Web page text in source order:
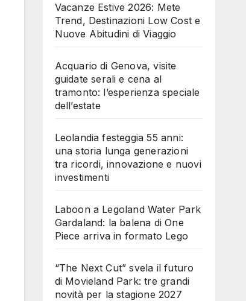
Vacanze Estive 2026: Mete
Trend, Destinazioni Low Cost e
Nuove Abitudini di Viaggio
Acquario di Genova, visite
guidate serali e cena al
tramonto: l’esperienza speciale
dell’estate
Leolandia festeggia 55 anni:
una storia lunga generazioni
tra ricordi, innovazione e nuovi
investimenti
Laboon a Legoland Water Park
Gardaland: la balena di One
Piece arriva in formato Lego
“The Next Cut” svela il futuro
di Movieland Park: tre grandi
novità per la stagione 2027